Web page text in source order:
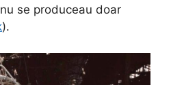
se produceau doar
).